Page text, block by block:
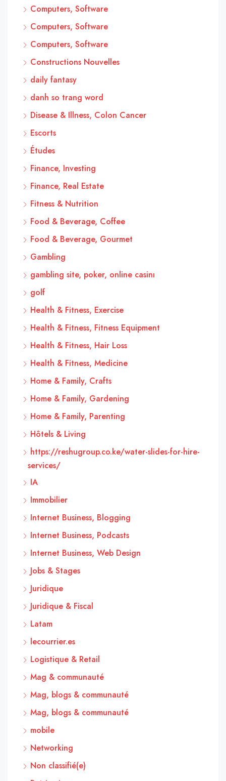
Computers, Software
Computers, Software
Computers, Software
Constructions Nouvelles
daily fantasy
danh so trang word
Disease & Illness, Colon Cancer
Escorts
Études
Finance, Investing
Finance, Real Estate
Fitness & Nutrition
Food & Beverage, Coffee
Food & Beverage, Gourmet
Gambling
gambling site, poker, online casinı
golf
Health & Fitness, Exercise
Health & Fitness, Fitness Equipment
Health & Fitness, Hair Loss
Health & Fitness, Medicine
Home & Family, Crafts
Home & Family, Gardening
Home & Family, Parenting
Hôtels & Living
https://reshugroup.co.ke/water-slides-for-hire-
services/
IA
Immobilier
Internet Business, Blogging
Internet Business, Podcasts
Internet Business, Web Design
Jobs & Stages
Juridique
Juridique & Fiscal
Latam
lecourrier.es
Logistique & Retail
Mag & communauté
Mag, blogs & communauté
Mag, blogs & communauté
mobile
Networking
Non classifié(e)